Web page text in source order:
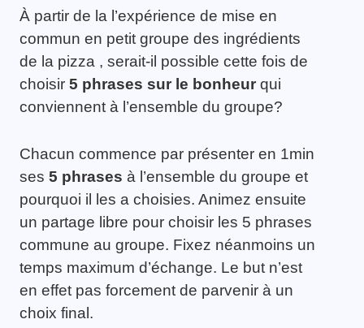
À partir de la l’expérience de mise en
commun en petit groupe des ingrédients
de la pizza , serait-il possible cette fois de
choisir 5 phrases sur le bonheur qui
conviennent à l’ensemble du groupe?
Chacun commence par présenter en 1min
ses 5 phrases à l’ensemble du groupe et
pourquoi il les a choisies. Animez ensuite
un partage libre pour choisir les 5 phrases
commune au groupe. Fixez néanmoins un
temps maximum d’échange. Le but n’est
en effet pas forcement de parvenir à un
choix final.